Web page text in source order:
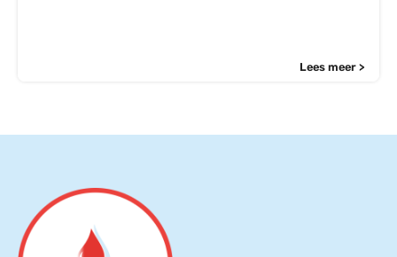
Lees meer >